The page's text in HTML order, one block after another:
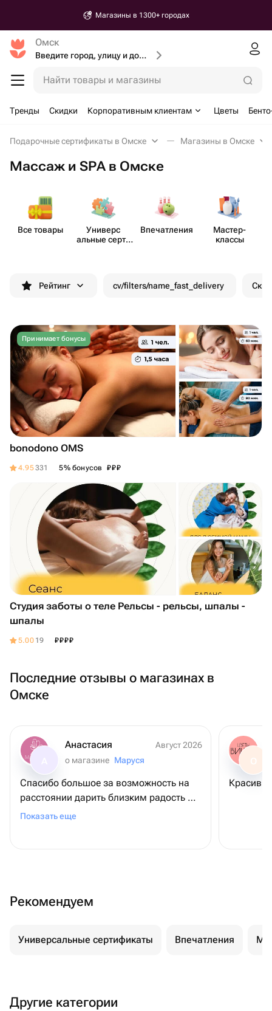
Магазины в 1300+ городах
Омск
Введите город, улицу и дом доставки
Найти товары и магазины
Тренды Скидки Корпоративным клиентам Цветы
Подарочные сертификаты в Омске Магазины в Омске
Массаж и SPA в Омске
Все товары
Универс​
альные серти​
Впеча​тления
Мастер-​
классы
Рейтинг cv/filters/name_fast_delivery
Принимает бонусы
bonodono OMS
4.95331 5% бонусов ₽₽₽
Студия заботы о теле Рельсы - рельсы, шпалы -
шпалы
5.00 19 ₽₽₽₽
Последние отзывы о магазинах в
Омске
Анастасия
Август 2026
о магазине Маруся
Спасибо большое за возможность на
расстоянии дарить близким радость 😊
все соответствует, доставка быстрая
Показать еще
О
Рекомендуем
Универсальные сертификаты Впечатления
Другие категории